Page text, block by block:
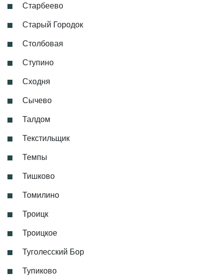
Старбеево
Старый Городок
Столбовая
Ступино
Сходня
Сычево
Талдом
Текстильщик
Темпы
Тишково
Томилино
Троицк
Троицкое
Туголесский Бор
Тупиково